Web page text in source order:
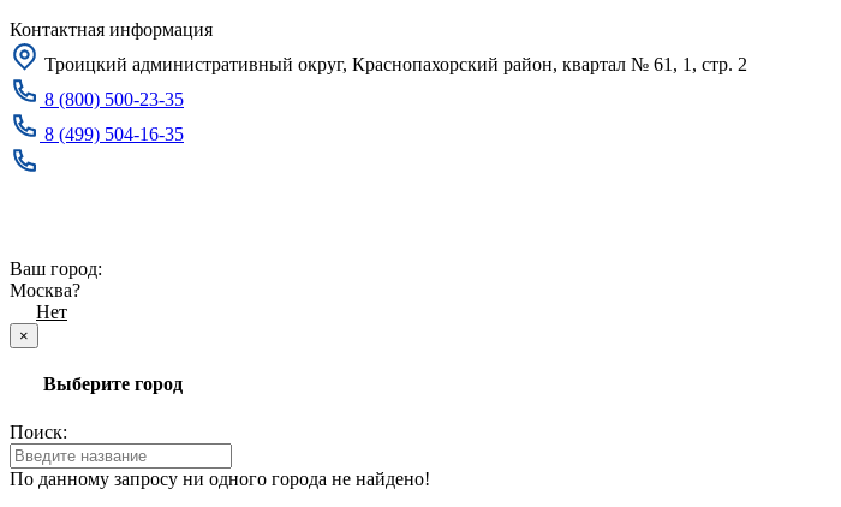
Контактная информация
Троицкий административный округ, Краснопахорский район, квартал № 61, 1, стр. 2
8 (800) 500-23-35
8 (499) 504-16-35
Ваш город:
Москва?
Нет
×
Выберите город
Поиск:
По данному запросу ни одного города не найдено!